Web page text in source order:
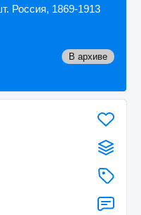
Россия, 1869-1913
В архиве